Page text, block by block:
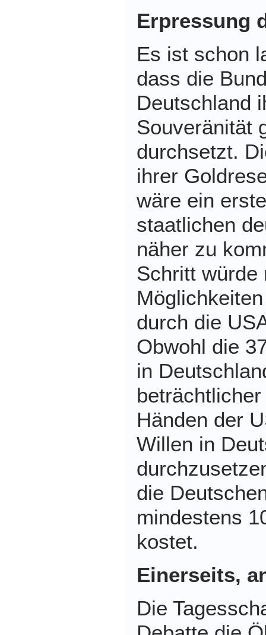
Erpressung
Es ist schon
dass die
Deutschland
Souveränität
durchsetzt.
ihrer
wäre ein
staatlichen
näher zu
Schritt würde
durch die
Obwohl die
in
Händen der
Willen in
die
mindestens
kostet.
Einerseits,
Die